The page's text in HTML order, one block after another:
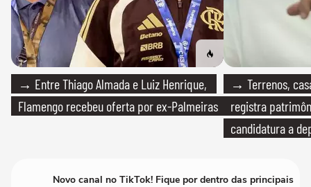
→ Entre Thiago Almada e Luiz Henrique,
Flamengo recebeu oferta por ex-Palmeiras
→ Terrenos,
registra
candidatura a
Novo canal no TikTok! Fique por dentro das principais